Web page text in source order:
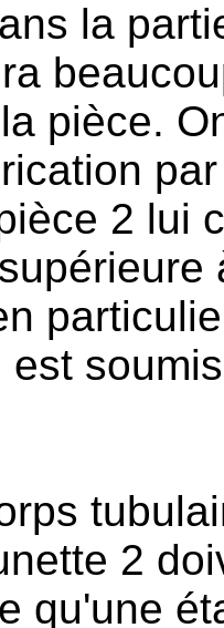
la
pièce.
2 lui
est
2
qu'une